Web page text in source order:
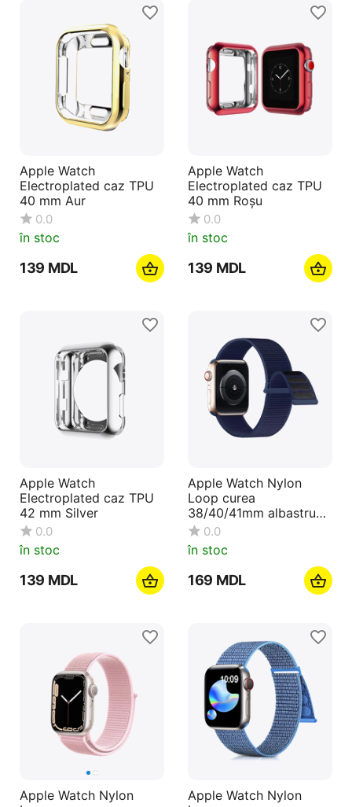
Apple Watch
Electroplated caz TPU
40 mm Aur
0.0
în stoc
‍139‍ MDL
Apple Watch
Electroplated caz TPU
40 mm Roșu
0.0
în stoc
‍139‍ MDL
Apple Watch
Electroplated caz TPU
42 mm Silver
0.0
în stoc
‍139‍ MDL
Apple Watch Nylon
Loop curea
38/40/41mm albastru
închis
0.0
în stoc
‍169‍ MDL
Apple Watch Nylon
Apple Watch Nylon